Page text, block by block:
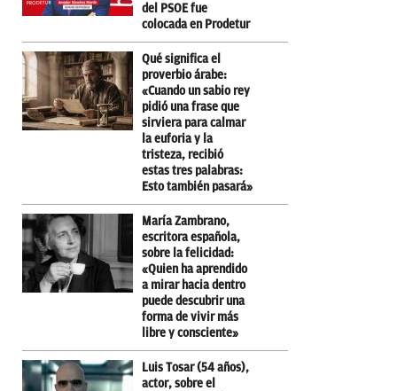
del PSOE fue
colocada en Prodetur
Qué significa el
proverbio árabe:
«Cuando un sabio rey
pidió una frase que
sirviera para calmar
la euforia y la
tristeza, recibió
estas tres palabras:
Esto también pasará»
María Zambrano,
escritora española,
sobre la felicidad:
«Quien ha aprendido
a mirar hacia dentro
puede descubrir una
forma de vivir más
libre y consciente»
Luis Tosar (54 años),
actor, sobre el